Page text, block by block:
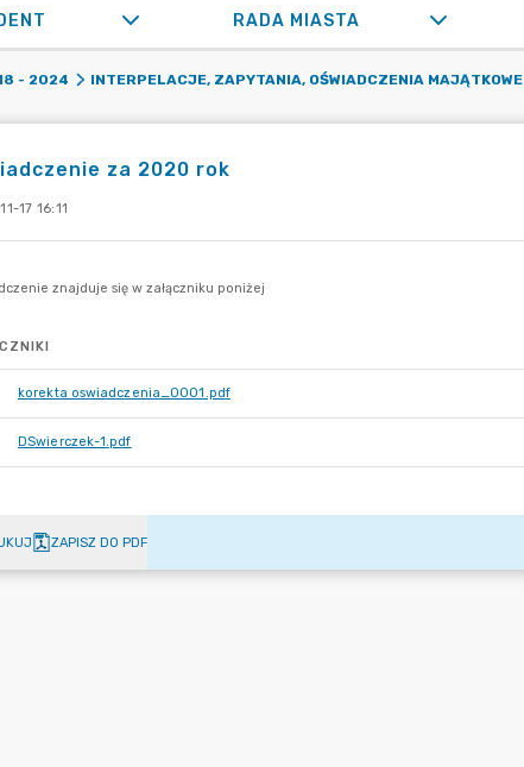
RADA MIASTA
- 2024 INTERPELACJE, ZAPYTANIA, OŚWIADCZENIA MAJĄTKOWE
za 2020 rok
17 16:11
korekta oswiadczenia_0001.pdf
DSwierczek-1.pdf
ZAPISZ DO PDF